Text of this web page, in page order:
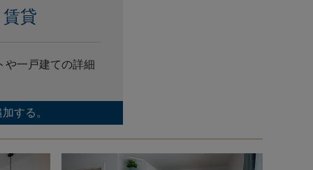
貸
や一戸建ての詳細
する。